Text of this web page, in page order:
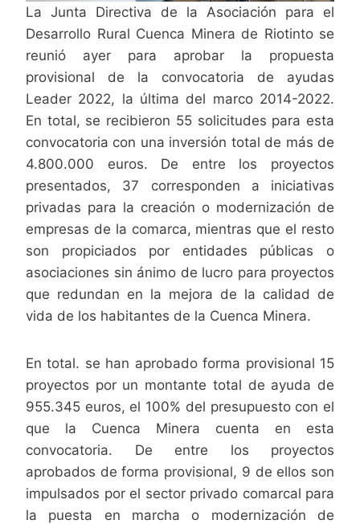
La Junta Directiva de la Asociación para el
Desarrollo Rural Cuenca Minera de Riotinto se
reunió ayer para aprobar la propuesta
provisional de la convocatoria de ayudas
Leader 2022, la última del marco 2014-2022.
En total, se recibieron 55 solicitudes para esta
convocatoria con una inversión total de más de
4.800.000 euros. De entre los proyectos
presentados, 37 corresponden a iniciativas
privadas para la creación o modernización de
empresas de la comarca, mientras que el resto
son propiciados por entidades públicas o
asociaciones sin ánimo de lucro para proyectos
que redundan en la mejora de la calidad de
vida de los habitantes de la Cuenca Minera.
En total. se han aprobado forma provisional 15
proyectos por un montante total de ayuda de
955.345 euros, el 100% del presupuesto con el
que la Cuenca Minera cuenta en esta
convocatoria. De entre los proyectos
aprobados de forma provisional, 9 de ellos son
impulsados por el sector privado comarcal para
la puesta en marcha o modernización de